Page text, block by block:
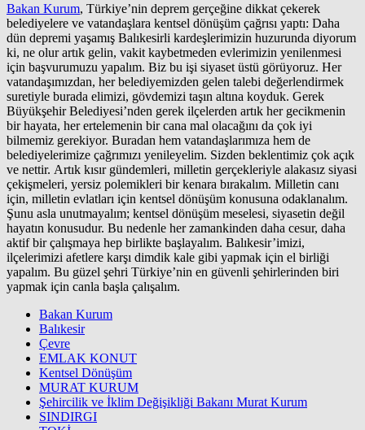
Bakan Kurum, Türkiye’nin deprem gerçeğine dikkat çekerek
belediyelere ve vatandaşlara kentsel dönüşüm çağrısı yaptı: Daha
dün depremi yaşamış Balıkesirli kardeşlerimizin huzurunda diyorum
ki, ne olur artık gelin, vakit kaybetmeden evlerimizin yenilenmesi
için başvurumuzu yapalım. Biz bu işi siyaset üstü görüyoruz. Her
vatandaşımızdan, her belediyemizden gelen talebi değerlendirmek
suretiyle burada elimizi, gövdemizi taşın altına koyduk. Gerek
Büyükşehir Belediyesi’nden gerek ilçelerden artık her gecikmenin
bir hayata, her ertelemenin bir cana mal olacağını da çok iyi
bilmemiz gerekiyor. Buradan hem vatandaşlarımıza hem de
belediyelerimize çağrımızı yenileyelim. Sizden beklentimiz çok açık
ve nettir. Artık kısır gündemleri, milletin gerçekleriyle alakasız siyasi
çekişmeleri, yersiz polemikleri bir kenara bırakalım. Milletin canı
için, milletin evlatları için kentsel dönüşüm konusuna odaklanalım.
Şunu asla unutmayalım; kentsel dönüşüm meselesi, siyasetin değil
hayatın konusudur. Bu nedenle her zamankinden daha cesur, daha
aktif bir çalışmaya hep birlikte başlayalım. Balıkesir’imizi,
ilçelerimizi afetlere karşı dimdik kale gibi yapmak için el birliği
yapalım. Bu güzel şehri Türkiye’nin en güvenli şehirlerinden biri
yapmak için canla başla çalışalım.
Bakan Kurum
Balıkesir
Çevre
EMLAK KONUT
Kentsel Dönüşüm
MURAT KURUM
Şehircilik ve İklim Değişikliği Bakanı Murat Kurum
SINDIRGI